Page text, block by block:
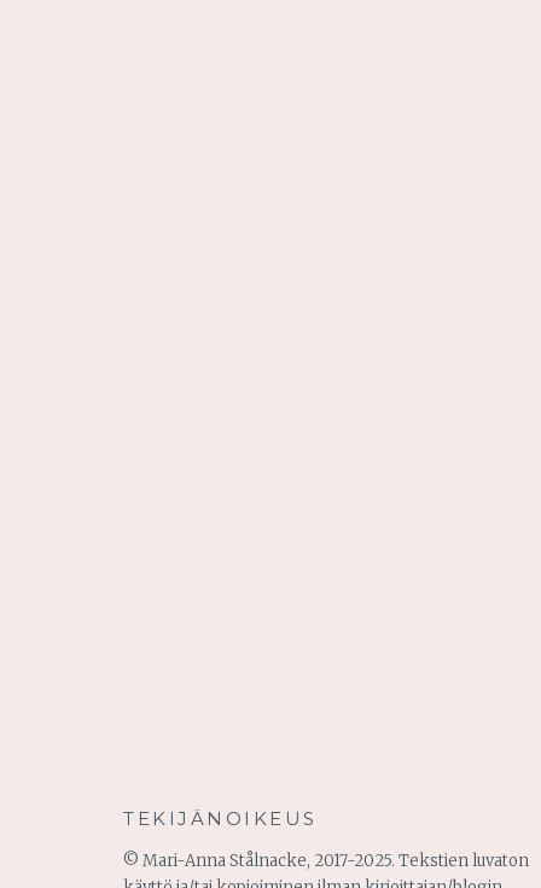
TEKIJÄNOIKEUS
© Mari-Anna Stålnacke, 2017-2025. Tekstien luvaton